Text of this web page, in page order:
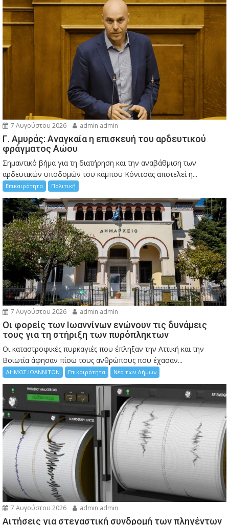
7 Αυγούστου 2026 admin admin
Γ. Αμυράς: Αναγκαία η επισκευή του αρδευτικού
φράγματος Αώου
Σημαντικό βήμα για τη διατήρηση και την αναβάθμιση των
αρδευτικών υποδομών του κάμπου Κόνιτσας αποτελεί η...
Επικαιρότητα Πολιτική
7 Αυγούστου 2026 admin admin
Οι φορείς των Ιωαννίνων ενώνουν τις δυνάμεις
τους για τη στήριξη των πυρόπληκτων
Οι καταστροφικές πυρκαγιές που έπληξαν την Αττική και την
Bοιωτία άφησαν πίσω τους ανθρώπους που έχασαν...
ΔΗΜΟΣ ΙΩΑΝΝΙΤΩΝ Επικαιρότητα Νέα των Δήμων
7 Αυγούστου 2026 admin admin
Αιτήσεις για στεγαστική συνδρομή των πληγέντων